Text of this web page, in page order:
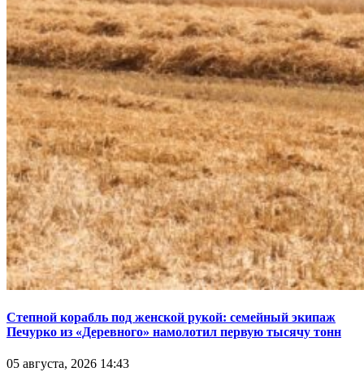
Степной корабль под женской рукой: семейный экипаж
Печурко из «Деревного» намолотил первую тысячу тонн
05 августа, 2026 14:43